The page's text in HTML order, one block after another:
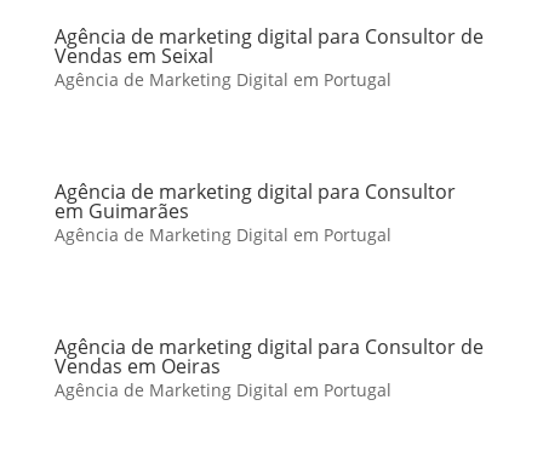
Agência de marketing digital para Consultor de
Vendas em Seixal
Agência de Marketing Digital em Portugal
Agência de marketing digital para Consultor
em Guimarães
Agência de Marketing Digital em Portugal
Agência de marketing digital para Consultor de
Vendas em Oeiras
Agência de Marketing Digital em Portugal